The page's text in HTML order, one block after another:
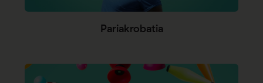
Pariakrobatia